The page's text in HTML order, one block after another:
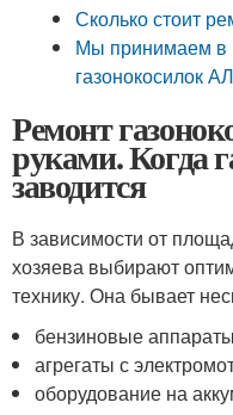
Сколько стоит
Мы принимаем в
газонокосилок
Ремонт
руками. Когда
заводится
В зависимости от
хозяева выбирают
технику. Она бывает
бензиновые
агрегаты с
оборудование на